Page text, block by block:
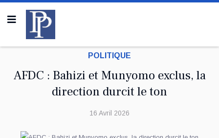
POLITIQUE
AFDC : Bahizi et Munyomo exclus, la
direction durcit le ton
16 Avril 2026